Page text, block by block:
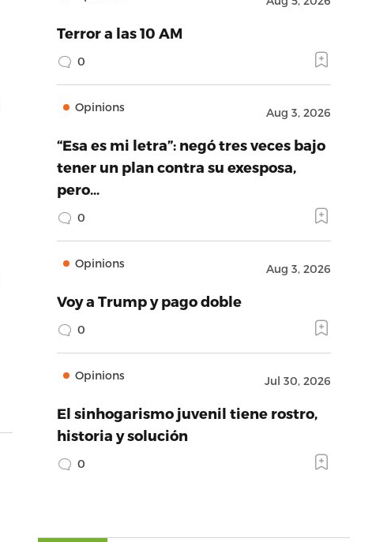
Terror a las 10 AM
0
Opinions Aug 3, 2026
“Esa es mi letra”: negó tres veces bajo
tener un plan contra su exesposa,
pero…
0
Opinions Aug 3, 2026
Voy a Trump y pago doble
0
Opinions Jul 30, 2026
El sinhogarismo juvenil tiene rostro,
historia y solución
0